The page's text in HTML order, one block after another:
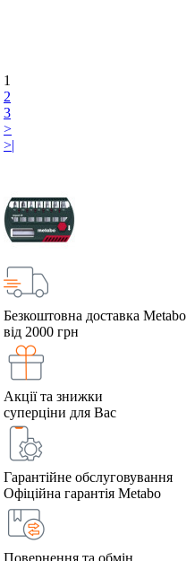
1
2
3
>
>|
Безкоштовна доставка Metabo
від 2000 грн
Акції та знижки
суперціни для Вас
Гарантійне обслуговування
Офіційна гарантія Metabo
Повернення та обмін